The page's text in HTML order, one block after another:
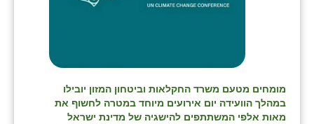
מומחים מטעם משרד החקלאות וביטחון המזון יובילו
במהלך הוועידה יום אירועים מיוחד במטרה לחשוף את
מאות אלפי המשתתפים להישגיה של מדינת ישראל